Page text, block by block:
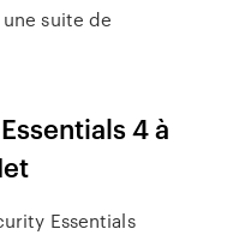
suite de
4 à
Essentials